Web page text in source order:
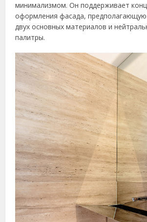
минимализмом. Он поддерживает
оформления фасада, предполагающую
двух основных материалов и
палитры.